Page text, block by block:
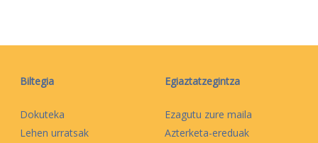
Biltegia
Dokuteka
Lehen urratsak
Egiaztatzegintza
Ezagutu zure maila
Azterketa-ereduak